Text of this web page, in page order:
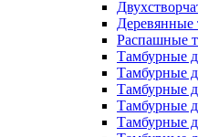
Деревянные
Распашные
Тамбурные
Тамбурные
Тамбурные
Тамбурные
Тамбурные